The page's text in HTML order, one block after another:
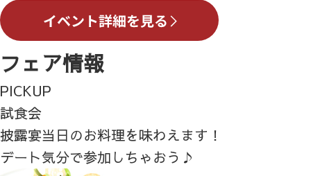
フェア情報
PICKUP
試食会
披露宴当日のお料理を味わえます！
デート気分で参加しちゃおう♪